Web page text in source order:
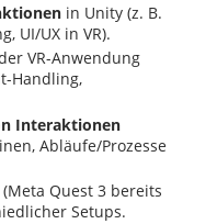
in Unity (z. B.
UI/UX in VR).
VR-Anwendung
Handling,
Interaktionen
Abläufe/Prozesse
Quest 3 bereits
Setups.